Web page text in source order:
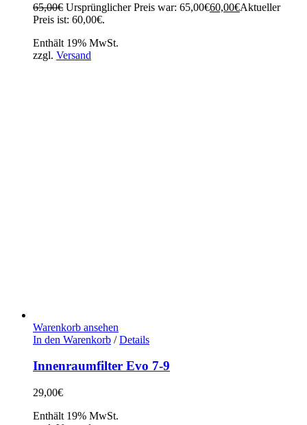
65,00€ Ursprünglicher Preis war: 65,00€60,00€Aktueller
Preis ist: 60,00€.
Enthält 19% MwSt.
zzgl. Versand
Warenkorb ansehen
In den Warenkorb / Details
Innenraumfilter Evo 7-9
29,00€
Enthält 19% MwSt.